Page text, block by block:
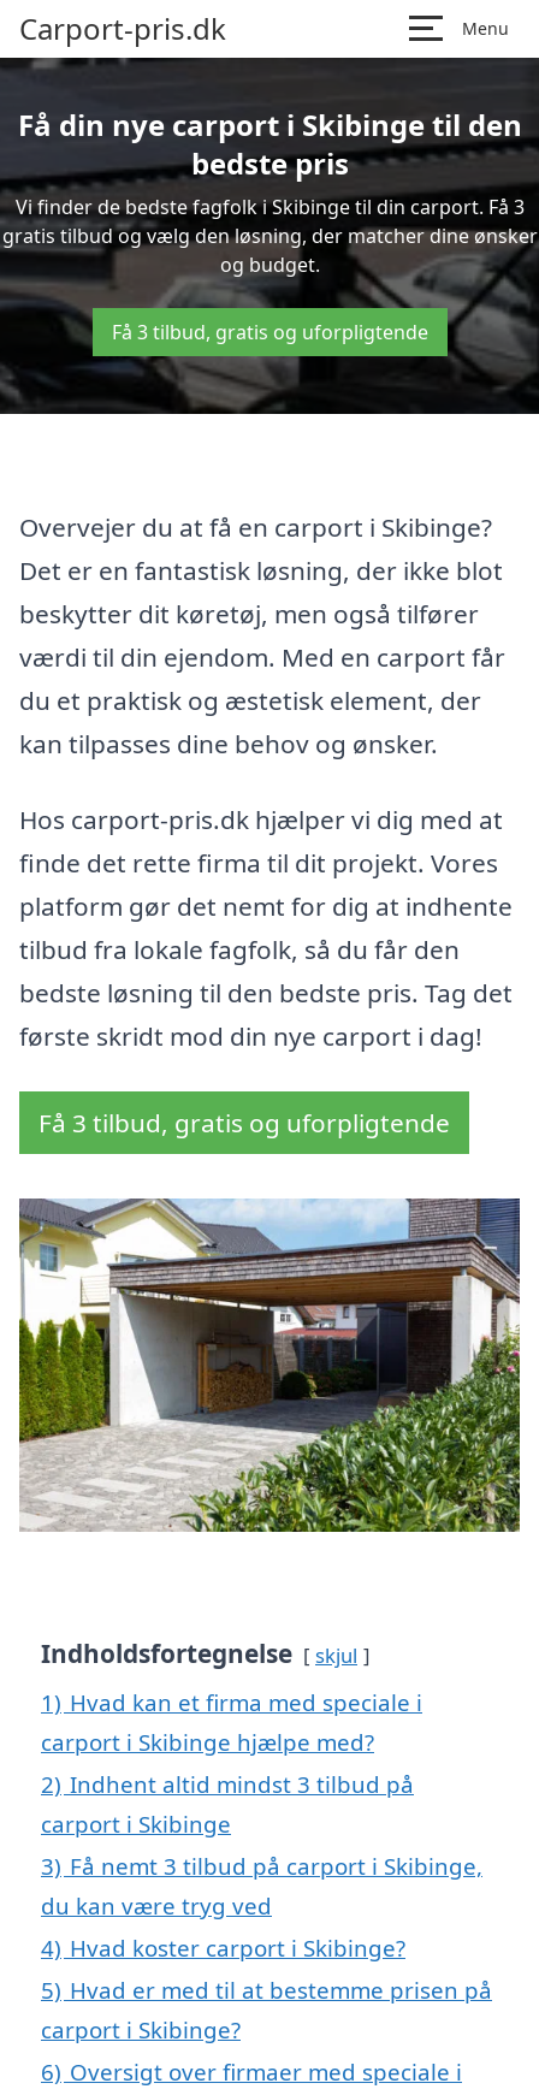
Carport-pris.dk Menu
Få din nye carport i Skibinge til den
bedste pris
Vi finder de bedste fagfolk i Skibinge til din carport. Få 3
gratis tilbud og vælg den løsning, der matcher dine ønsker
og budget.
Få 3 tilbud, gratis og uforpligtende
Overvejer du at få en carport i Skibinge?
Det er en fantastisk løsning, der ikke blot
beskytter dit køretøj, men også tilfører
værdi til din ejendom. Med en carport får
du et praktisk og æstetisk element, der
kan tilpasses dine behov og ønsker.
Hos carport-pris.dk hjælper vi dig med at
finde det rette firma til dit projekt. Vores
platform gør det nemt for dig at indhente
tilbud fra lokale fagfolk, så du får den
bedste løsning til den bedste pris. Tag det
første skridt mod din nye carport i dag!
Få 3 tilbud, gratis og uforpligtende
Indholdsfortegnelse skjul
1) Hvad kan et firma med speciale i
carport i Skibinge hjælpe med?
2) Indhent altid mindst 3 tilbud på
carport i Skibinge
3) Få nemt 3 tilbud på carport i Skibinge,
du kan være tryg ved
4) Hvad koster carport i Skibinge?
5) Hvad er med til at bestemme prisen på
carport i Skibinge?
6) Oversigt over firmaer med speciale i